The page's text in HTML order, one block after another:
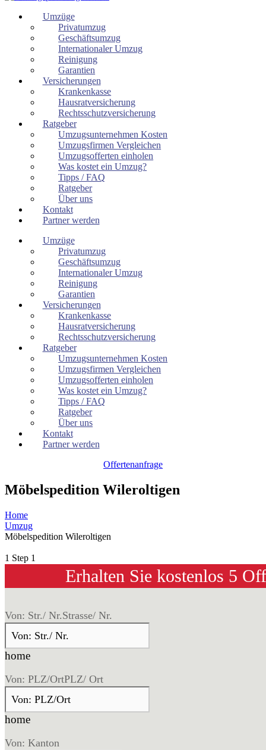
Umzüge
Privatumzug
Geschäftsumzug
Internationaler Umzug
Reinigung
Garantien
Versicherungen
Krankenkasse
Hausratversicherung
Rechtsschutzversicherung
Ratgeber
Umzugsunternehmen Kosten
Umzugsfirmen Vergleichen
Umzugsofferten einholen
Was kostet ein Umzug?
Tipps / FAQ
Ratgeber
Über uns
Kontakt
Partner werden
Umzüge
Privatumzug
Geschäftsumzug
Internationaler Umzug
Reinigung
Garantien
Versicherungen
Krankenkasse
Hausratversicherung
Rechtsschutzversicherung
Ratgeber
Umzugsunternehmen Kosten
Umzugsfirmen Vergleichen
Umzugsofferten einholen
Was kostet ein Umzug?
Tipps / FAQ
Ratgeber
Über uns
Kontakt
Partner werden
Offertenanfrage
Möbelspedition Wileroltigen
Home
Umzug
Möbelspedition Wileroltigen
1 Step 1
Erhalten Sie kostenlos 5
Von: Str./ Nr.Strasse/ Nr.
home
Von: PLZ/OrtPLZ/ Ort
home
Von: Kanton